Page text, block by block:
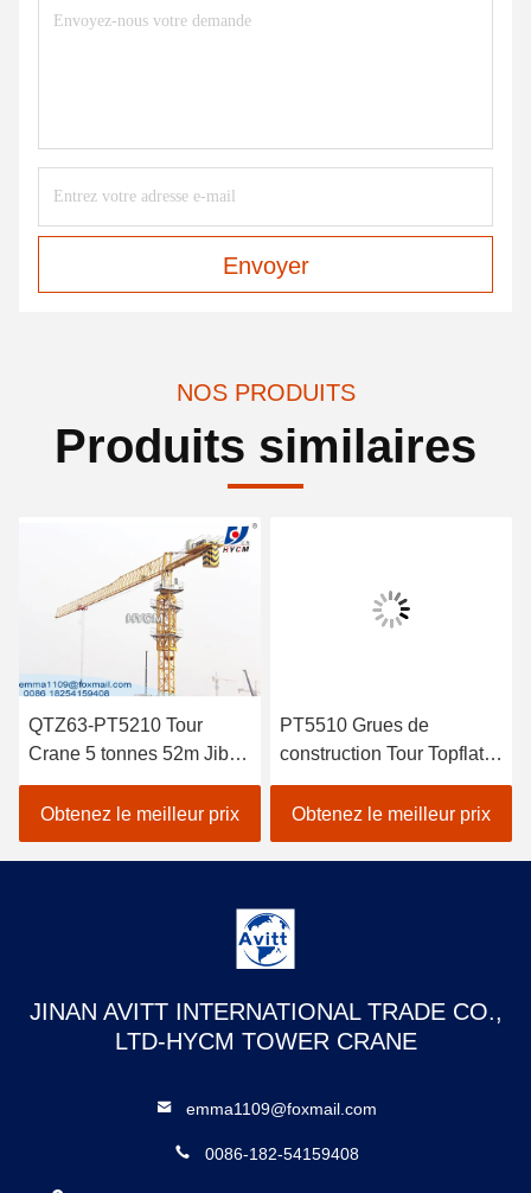
Envoyer
NOS PRODUITS
Produits similaires
QTZ63-PT5210 Tour
Crane 5 tonnes 52m Jib
Long Construction
bâtiment grue
Obtenez le meilleur prix
PT5510 Grues de
construction Tour Topflat
Tour Crane spécifications
6tObtenez le meilleur prix
JINAN AVITT INTERNATIONAL TRADE CO.,
LTD-HYCM TOWER CRANE
emma1109@foxmail.com
0086-182-54159408